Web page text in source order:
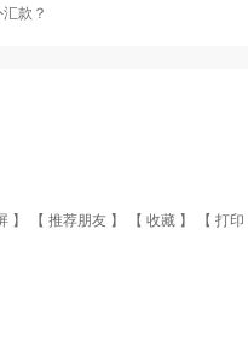
款？
】 【 推荐朋友 】 【 收藏 】 【 打印